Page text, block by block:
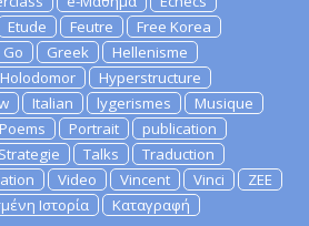
Etude Feutre
Free Korea
Go Greek
Hellenisme
Holodomor
Hyperstructure
Italian lygerismes
Musique
Poems Portrait
publication
Strategie Talks
Traduction
Video Vincent Vinci
ZEE
Ιστορία Καταγραφή